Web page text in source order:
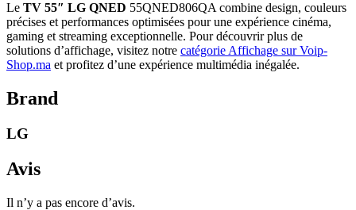
Le TV 55″ LG QNED 55QNED806QA combine design, couleurs
précises et performances optimisées pour une expérience cinéma,
gaming et streaming exceptionnelle. Pour découvrir plus de
solutions d’affichage, visitez notre catégorie Affichage sur Voip-
Shop.ma et profitez d’une expérience multimédia inégalée.
Brand
LG
Avis
Il n’y a pas encore d’avis.